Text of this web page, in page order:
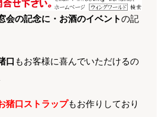
会の記念に・お酒のイベントの記
口 もお客様に喜んでいただけるの
猪口ストラップもお作りしており